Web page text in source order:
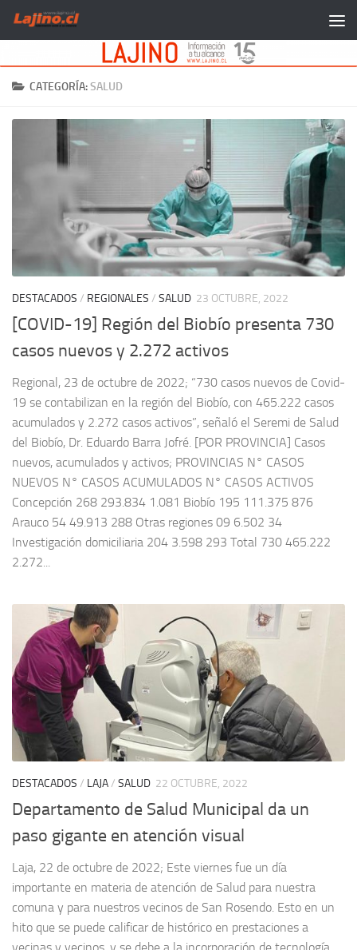
Saltar al contenido
CATEGORÍA:SALUD
DESTACADOS / REGIONALES / SALUD 23 OCTUBRE, 2022
[COVID-19] Región del Biobío presenta 730
casos nuevos y 2.272 activos
Regional, 23 de octubre de 2022; “730 casos nuevos de Covid-
19 se contabilizan en la región del Biobío, con 465.222 casos
acumulados y 2.272 casos activos”, señaló el Seremi de Salud
del Biobío, Dr. Eduardo Barra Jofré. [POR PROVINCIA] Casos
nuevos, acumulados y activos; PROVINCIAS N° CASOS
NUEVOS N° CASOS ACUMULADOS N° CASOS ACTIVOS
Concepción 268 293.834 1.081 Biobío 195 111.375 876
Arauco 54 49.913 288 Otras regiones 09 6.502 34
Investigación domiciliaria 204 3.598 293 Total 730 465.222
2.272...
DESTACADOS / LAJA/ SALUD 22 OCTUBRE, 2022
Departamento de Salud Municipal da un
paso gigante en atención visual
Laja, 22 de octubre de 2022; Este viernes fue un día
importante en materia de atención de Salud para nuestra
comuna y para nuestros vecinos de San Rosendo. Esto en un
hito que se puede calificar de histórico en prestaciones a